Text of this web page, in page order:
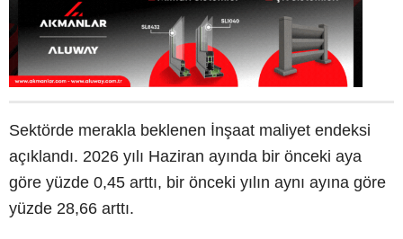
Sektörde merakla beklenen İnşaat maliyet endeksi
açıklandı. 2026 yılı Haziran ayında bir önceki aya
göre yüzde 0,45 arttı, bir önceki yılın aynı ayına göre
yüzde 28,66 arttı.